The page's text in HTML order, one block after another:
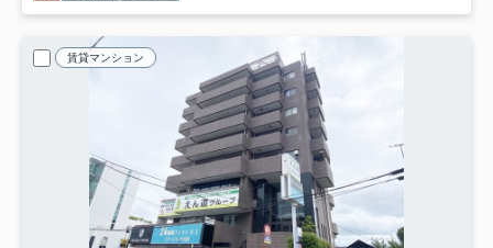
賃貸マンション